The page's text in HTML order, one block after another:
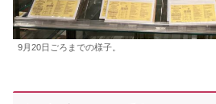
9月20日ごろまでの様子。